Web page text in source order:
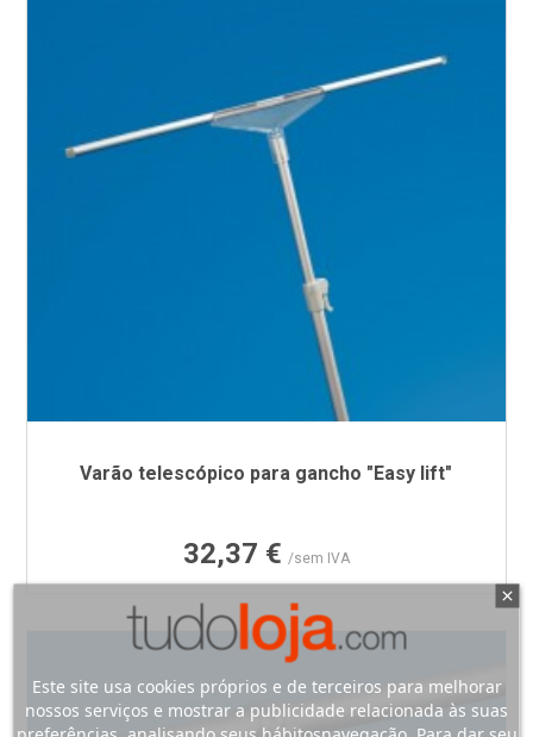
Varão telescópico para gancho "Easy lift"
Preço
32,37 € /sem IVA
Este site usa cookies próprios e de terceiros para melhorar
nossos serviços e mostrar a publicidade relacionada às suas